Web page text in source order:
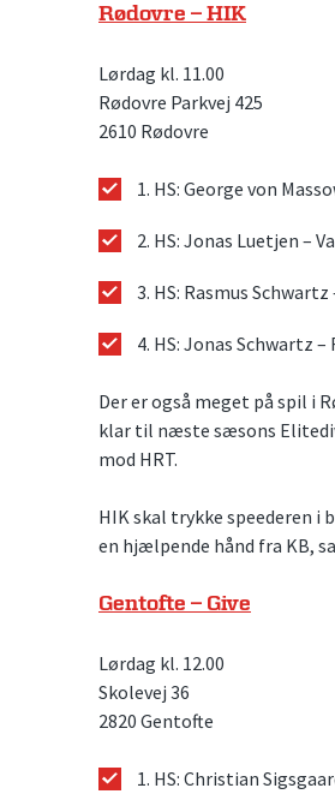
Rødovre – HIK
Lørdag kl. 11.00
Rødovre Parkvej 425
2610 Rødovre
1. HS: George von
2. HS: Jonas Luetjen –
3. HS: Rasmus
4. HS: Jonas Schwartz
Der er også meget på spil i
klar til næste sæsons
mod HRT.
HIK skal trykke speederen i
en hjælpende hånd fra KB,
Gentofte – Give
Lørdag kl. 12.00
Skolevej 36
2820 Gentofte
1. HS: Christian